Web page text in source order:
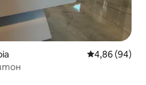
Средна
4,86 (94)